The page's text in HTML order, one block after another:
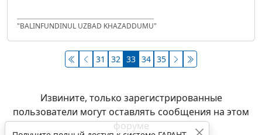
"BALINFUNDINUL UZBAD KHAZADDUMU"
31 32 33 34 35
Извините, только зарегистрированные
пользователи могут оставлять сообщения на этом
форуме